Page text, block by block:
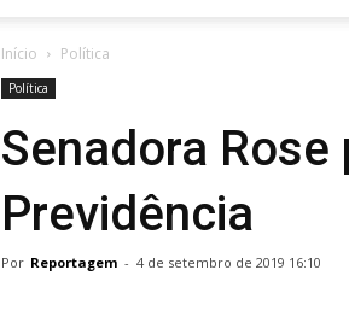
Início Política
Política
Senadora
Previdência
Por Reportagem - 4 de setembro de 2019 16:10